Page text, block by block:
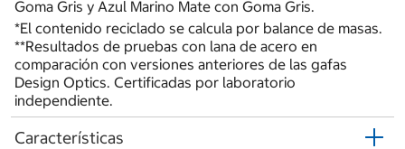
Goma Gris y Azul Marino Mate con Goma Gris.
*El contenido reciclado se calcula por balance de masas.
**Resultados de pruebas con lana de acero en
comparación con versiones anteriores de las gafas
Design Optics. Certificadas por laboratorio
independiente.
Características